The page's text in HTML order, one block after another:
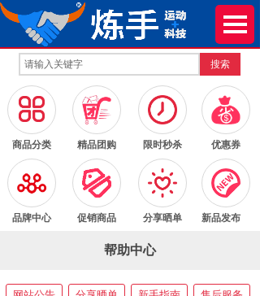
搜索
按钮文本
新品发布
优惠券
限时秒杀
分享晒单
按钮文本
按钮文本 按钮文本 按钮文本
按钮文本
品牌中心 促销商品
商品分类 精品团购
按钮文本 按钮文本
帮助中心